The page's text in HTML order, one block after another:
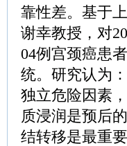
靠性差。基于
谢幸教授，对
04例宫颈癌患
统。研究认为
独立危险因素
质浸润是预后
结转移是最重